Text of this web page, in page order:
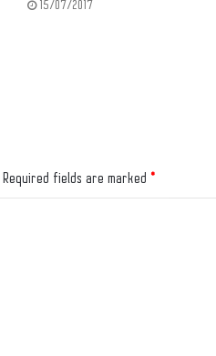
15/07/2017
Required fields are marked *